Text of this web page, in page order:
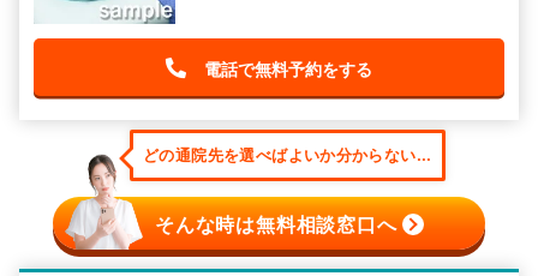
電話で無料予約をする
どの通院先を選べばよいか分からない...
そんな時は無料相談窓口へ